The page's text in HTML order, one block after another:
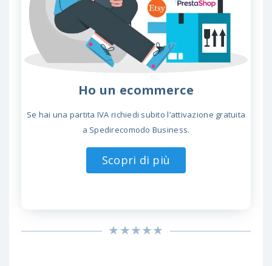
Ho un ecommerce
Se hai una partita IVA richiedi subito l’attivazione gratuita
a Spedirecomodo Business.
Scopri di più